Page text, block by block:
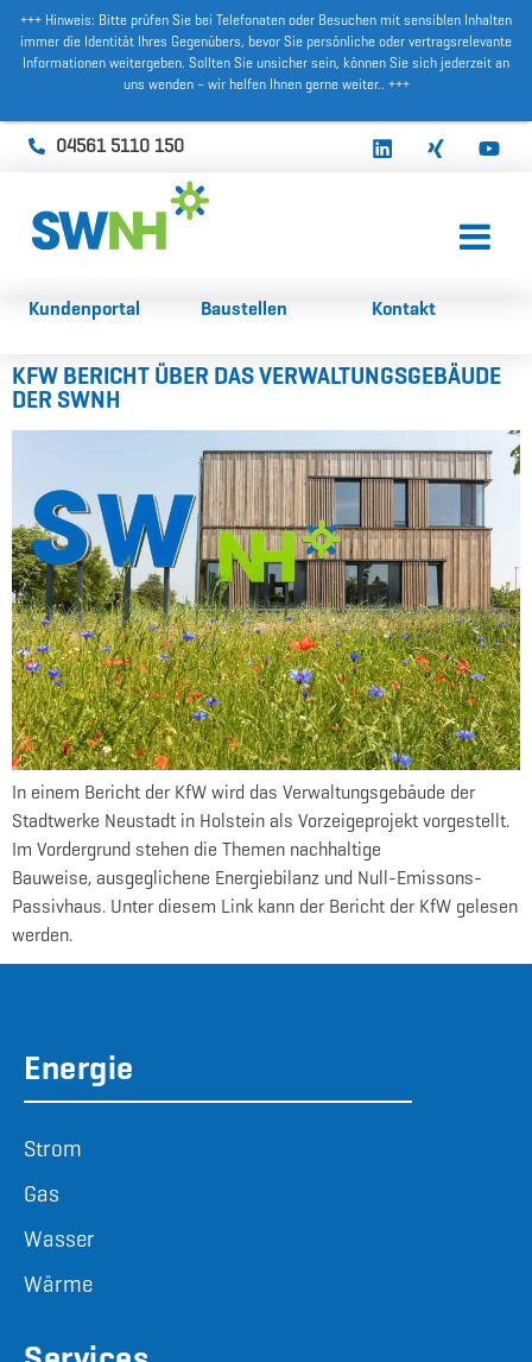
Inhalt
springen04561 5110 150
Kundenportal Baustellen Kontakt
KFW BERICHT ÜBER DAS VERWALTUNGSGEBÄUDE
DER SWNH
In einem Bericht der KfW wird das Verwaltungsgebäude der
Stadtwerke Neustadt in Holstein als Vorzeigeprojekt vorgestellt.
Im Vordergrund stehen die Themen nachhaltige
Bauweise, ausgeglichene Energiebilanz und Null-Emissons-
Passivhaus. Unter diesem Link kann der Bericht der KfW gelesen
werden.
Energie
Strom
Gas
Wasser
Wärme
+++ Hinweis: Bitte prüfen Sie bei Telefonaten oder Besuchen mit sensiblen Inhalten
immer die Identität Ihres Gegenübers, bevor Sie persönliche oder vertragsrelevante
Informationen weitergeben. Sollten Sie unsicher sein, können Sie sich jederzeit an
uns wenden – wir helfen Ihnen gerne weiter.. +++